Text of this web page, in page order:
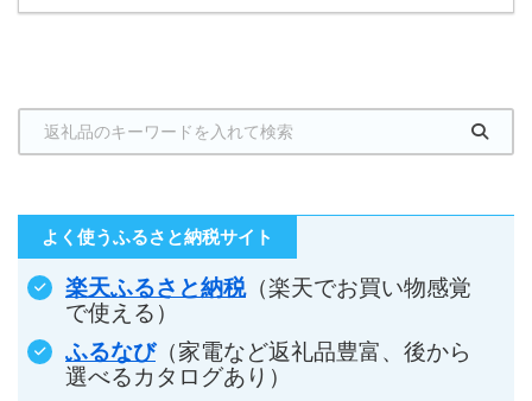
よく使うふるさと納税サイト
楽天ふるさと納税（楽天でお買い物感覚
で使える）
ふるなび（家電など返礼品豊富、後から
選べるカタログあり）